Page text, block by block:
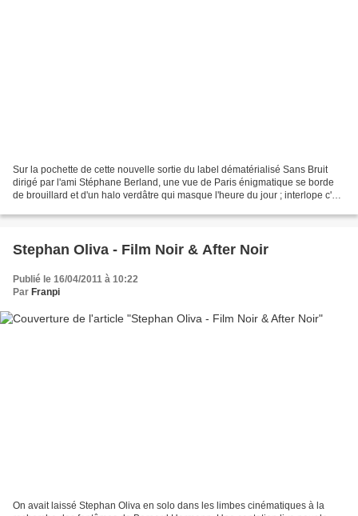
Sur la pochette de cette nouvelle sortie du label dématérialisé Sans Bruit
dirigé par l'ami Stéphane Berland, une vue de Paris énigmatique se borde
de brouillard et d'un halo verdâtre qui masque l'heure du jour ; interlope c'est
Stephan Oliva - Film Noir & After Noir
Publié le 16/04/2011 à 10:22
Par Franpi
On avait laissé Stephan Oliva en solo dans les limbes cinématiques à la